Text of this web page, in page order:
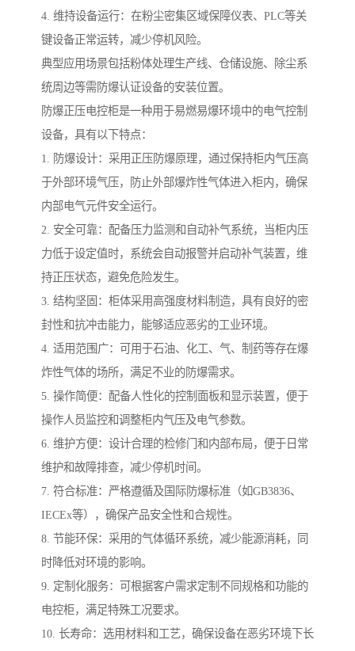
4. 维持设备运行：在粉尘密集区域保障仪表、PLC等关
键设备正常运转，减少停机风险。
典型应用场景包括粉体处理生产线、仓储设施、除尘系
统周边等需防爆认证设备的安装位置。
防爆正压电控柜是一种用于易燃易爆环境中的电气控制
设备，具有以下特点：
1. 防爆设计：采用正压防爆原理，通过保持柜内气压高
于外部环境气压，防止外部爆炸性气体进入柜内，确保
内部电气元件安全运行。
2. 安全可靠：配备压力监测和自动补气系统，当柜内压
力低于设定值时，系统会自动报警并启动补气装置，维
持正压状态，避免危险发生。
3. 结构坚固：柜体采用高强度材料制造，具有良好的密
封性和抗冲击能力，能够适应恶劣的工业环境。
4. 适用范围广：可用于石油、化工、气、制药等存在爆
炸性气体的场所，满足不业的防爆需求。
5. 操作简便：配备人性化的控制面板和显示装置，便于
操作人员监控和调整柜内气压及电气参数。
6. 维护方便：设计合理的检修门和内部布局，便于日常
维护和故障排查，减少停机时间。
7. 符合标准：严格遵循及国际防爆标准（如GB3836、
IECEx等），确保产品安全性和合规性。
8. 节能环保：采用的气体循环系统，减少能源消耗，同
时降低对环境的影响。
9. 定制化服务：可根据客户需求定制不同规格和功能的
电控柜，满足特殊工况要求。
10. 长寿命：选用材料和工艺，确保设备在恶劣环境下长